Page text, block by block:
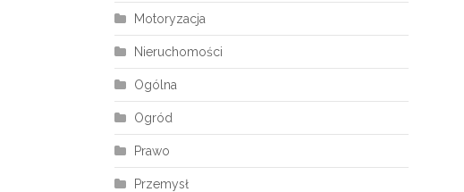
Motoryzacja
Nieruchomości
Ogólna
Ogród
Prawo
Przemysł